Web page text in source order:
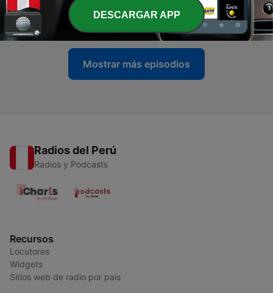
55 - Minggu Paskah
23 abr. 2020
Mostrar más episodios
Radios del Perú
Radios y Podcasts
Recursos
Locutores
Widgets
Sitios web de radio por país
DESCARGAR APP